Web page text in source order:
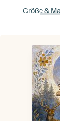
Größe &